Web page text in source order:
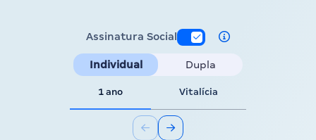
Assinatura Social
Individual Dupla
1 ano Vitalícia